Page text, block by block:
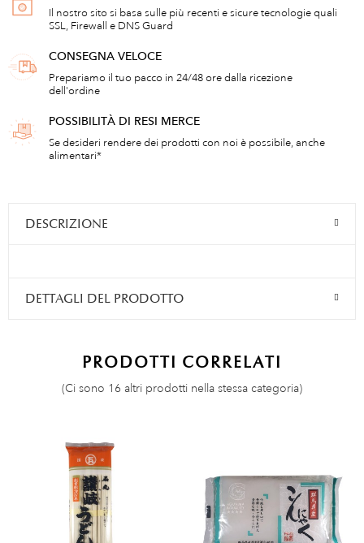
Il nostro sito si basa sulle più recenti e sicure tecnologie quali
SSL, Firewall e DNS Guard
CONSEGNA VELOCE
Prepariamo il tuo pacco in 24/48 ore dalla ricezione
dell'ordine
POSSIBILITÀ DI RESI MERCE
Se desideri rendere dei prodotti con noi è possibile, anche
alimentari*
DESCRIZIONE
DETTAGLI DEL PRODOTTO
PRODOTTI CORRELATI
(Ci sono 16 altri prodotti nella stessa categoria)